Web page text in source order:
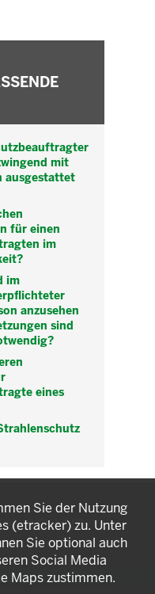
mit
ausgestattet
für einen
im
im
anzusehen
sind
eines
GESUND
Sie der Nutzung
(etracker) zu. Unter
Sie optional auch
Social Media
Maps zustimmen.